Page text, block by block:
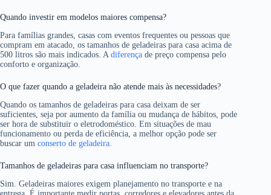
Quando investir em modelos maiores compensa?
Para famílias grandes, casas com eventos frequentes ou pessoas que
compram em atacado, os tamanhos de geladeiras para casa acima de
500 litros são mais indicados. A diferença de preço compensa pelo
conforto e organização.
O que fazer quando a geladeira não atende mais às necessidades?
Quando os tamanhos de geladeiras para casa deixam de ser
suficientes, seja por aumento da família ou mudança de hábitos, pode
ser hora de substituir o eletrodoméstico. Em situações de mau
funcionamento ou perda de eficiência, a melhor opção pode ser
buscar um conserto de geladeira
Tamanhos de geladeiras para casa influenciam no transporte?
Sim. Geladeiras maiores exigem planejamento no transporte e na